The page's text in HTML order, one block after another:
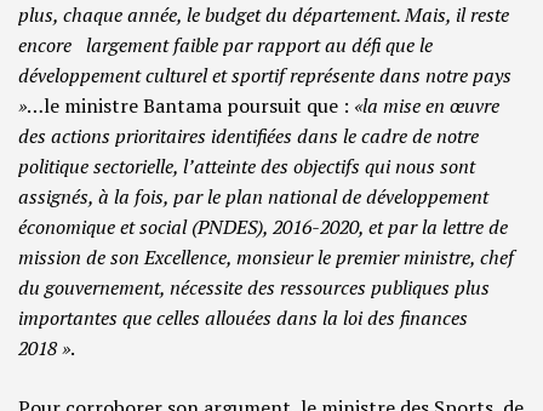
plus, chaque année, le budget du département. Mais, il reste
encore largement faible par rapport au défi que le
développementculturel et sportif représente dans notre pays
»…le ministre Bantama poursuit que : «la mise en œuvre
des actions prioritaires identifiées dans le cadre de notre
politique sectorielle, l’atteinte des objectifs qui nous sont
assignés, à la fois, par le plan national de développement
économique et social (PNDES), 2016-2020, et par la lettre de
mission de son Excellence, monsieur le premier ministre, chef
du gouvernement, nécessite des ressources publiques plus
importantes que celles allouées dans la loi des finances
2018 ».